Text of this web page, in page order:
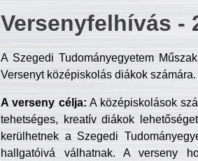
Versenyfelhívás -
A Szegedi Tudományegyetem
Versenyt középiskolás diákok számára.
A verseny célja: A középiskolások
tehetséges, kreatív diákok
kerülhetnek a Szegedi
hallgatóivá válhatnak. A verseny